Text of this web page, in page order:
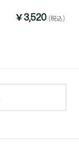
￥3,520 (税込)